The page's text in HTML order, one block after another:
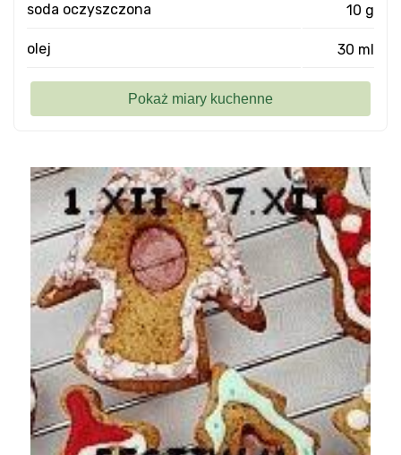
soda oczyszczona 10 g
olej 30 ml